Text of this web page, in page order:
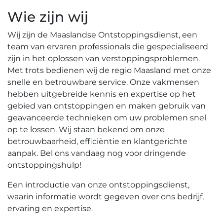
Wie zijn wij
Wij zijn de Maaslandse Ontstoppingsdienst, een
team van ervaren professionals die gespecialiseerd
zijn in het oplossen van verstoppingsproblemen.​
Met trots bedienen wij de regio Maasland met onze
snelle en betrouwbare service.​ Onze vakmensen
hebben uitgebreide kennis en expertise op het
gebied van ontstoppingen en maken gebruik van
geavanceerde technieken om uw problemen snel
op te lossen.​ Wij staan bekend om onze
betrouwbaarheid, efficiëntie en klantgerichte
aanpak.​ Bel ons vandaag nog voor dringende
ontstoppingshulp!​
Een introductie van onze ontstoppingsdienst,
waarin informatie wordt gegeven over ons bedrijf,
ervaring en expertise.​